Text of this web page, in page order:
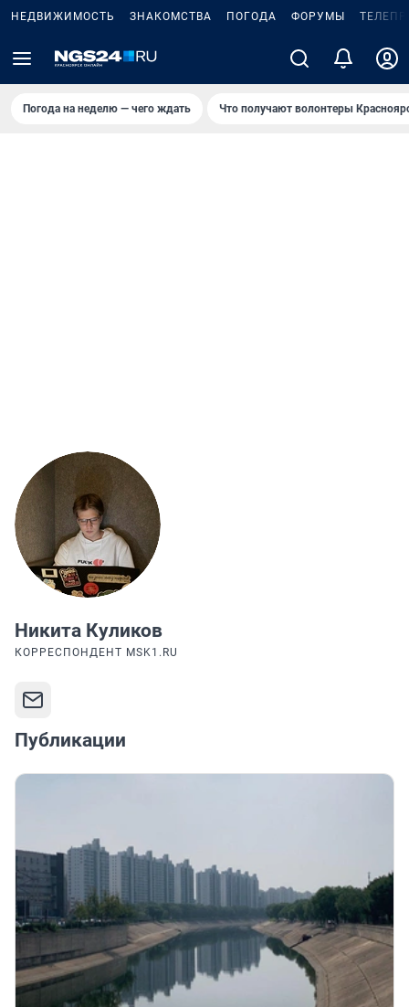
НЕДВИЖИМОСТЬ ЗНАКОМСТВА ПОГОДА ФОРУМЫ
Погода на неделю — чего ждать Что получают волонтеры
Никита Куликов
КОРРЕСПОНДЕНТ MSK1.RU
Публикации